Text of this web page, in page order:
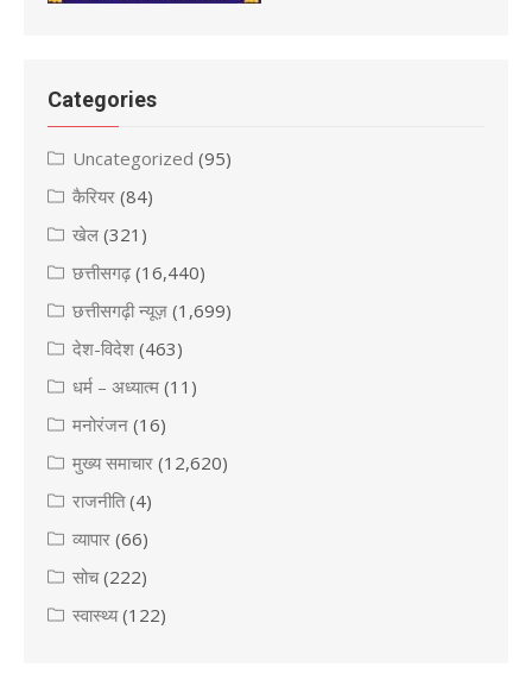
Categories
Uncategorized (95)
कैरियर (84)
खेल (321)
छत्तीसगढ़(16,440)
छत्तीसगढ़ी न्यूज़ (1,699)
देश-विदेश (463)
धर्म – अध्यात्म (11)
मनोरंजन (16)
मुख्य समाचार (12,620)
राजनीति(4)
व्यापार (66)
सोच(222)
स्वास्थ्य(122)